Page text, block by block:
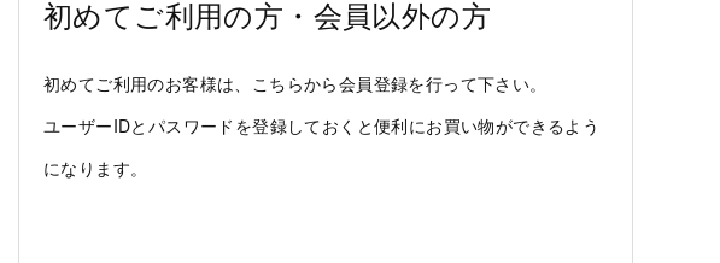
初めてご利用の方・会員以外の方
初めてご利用のお客様は、こちらから会員登録を行って下さい。
ユーザーIDとパスワードを登録しておくと便利にお買い物ができるよう
になります。